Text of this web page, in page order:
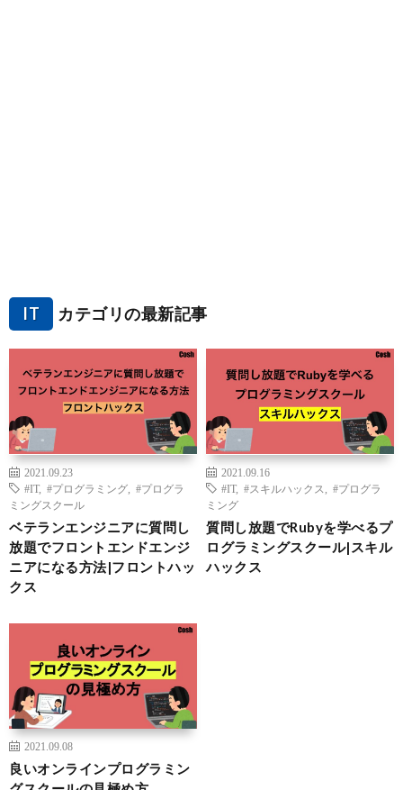
IT カテゴリの最新記事
2021.09.23
#IT, #プログラミング
#プログラ
ミングスクール
ベテランエンジニアに質問し
放題でフロントエンドエンジ
ニアになる方法|フロントハッ
クス
2021.09.16
#IT, #スキルハックス
#プログラ
ミング
質問し放題でRubyを学べるプ
ログラミングスクール|スキル
ハックス
2021.09.08
良いオンラインプログラミン